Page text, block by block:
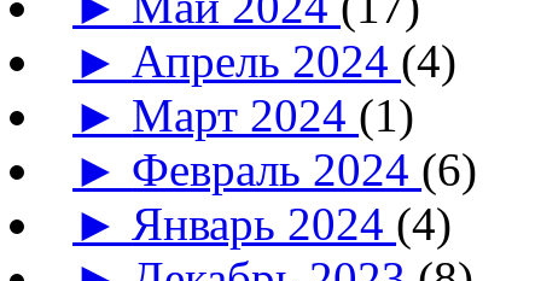
► Апрель 2024 (4)
► Март 2024 (1)
► Февраль 2024 (6)
► Январь 2024 (4)